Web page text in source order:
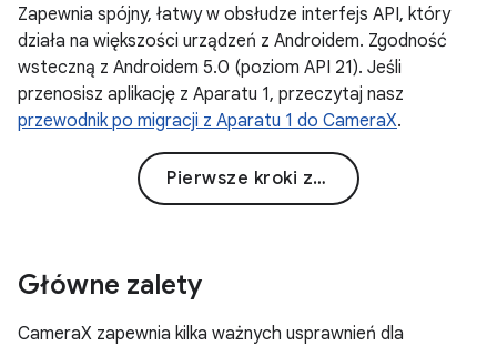
Zapewnia spójny, łatwy w obsłudze interfejs API, który
działa na większości urządzeń z Androidem. Zgodność
wsteczną z Androidem 5.0 (poziom API 21). Jeśli
przenosisz aplikację z Aparatu 1, przeczytaj nasz
przewodnik po migracji z Aparatu 1 do CameraX.
Pierwsze kroki z Aparatem X
Główne zalety
CameraX zapewnia kilka ważnych usprawnień dla